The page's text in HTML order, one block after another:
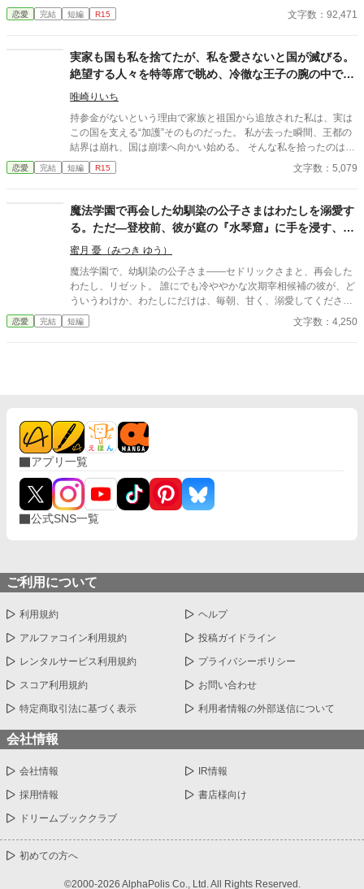
かもが貴女にとっては高嶺の花だと元々分かっていたのでしょ
う？そんな感情を持っているだけ時間が無駄だと思いません
に想い人がいる。気持ちが迷惑。諦めろ。時間の無駄。彼は止ま
らず話し続ける。彼が口を開く度に、まるで弾丸のように心を抉
っていった。 ＊＊＊＊＊＊ ・執筆時間空けてしまった間に途中過
程が気に食わなくなったので、設定などを少し変えて改稿してい
ます。
恋愛 完結 短編 R15 文字数：92,471
実家も国も私を捨てたが、私を愛さないと国が滅びる。
絶望する人々を特等席で眺め、冷徹な王子の腕の中で思
考停止する。
唯崎りいち
持参金がないという理由で家族と祖国から追放された私は、実は
この国を支える“加護”そのものだった。 私が去った瞬間、王都の
結界は崩れ、国は崩壊へ向かい始める。 そんな私を拾ったのは、
冷徹と噂される隣国の王子。 「やっと見つけた。お前は俺のもの
だ」 捨てられたはずの私は、気づけば滅びゆく祖国を背に、彼の
恋愛 完結 短編 R15 文字数：5,079
魔法学園で再会した幼馴染の公子さまはわたしを溺愛す
る。ただ—登校前、彼が庭の『水琴窟』に手を浸す、あ
の澄んだ水音の意味だけが、わからない
蜜月 憂（みつき ゆう）
魔法学園で、幼馴染の公子さま――セドリックさまと、再会した
わたし、リゼット。 誰にでも冷ややかな次期宰相候補の彼が、ど
ういうわけか、わたしにだけは、毎朝、甘く、溺愛してください
ます。 ――ただ一つ。 彼は、登校前、必ず、古い庭の『水琴窟』
に、そっと、手を浸すのです。 こぉん……と、澄んだ水音が、ひ
やお化けは出ません。
恋愛 完結 短編 文字数：4,250
アプリ一覧
公式SNS一覧
ご利用について
利用規約 ヘルプ
アルファコイン利用規約 投稿ガイドライン
レンタルサービス利用規約 プライバシーポリシー
スコア利用規約 お問い合わせ
特定商取引法に基づく表示 利用者情報の外部送信について
会社情報
会社情報 IR情報
採用情報 書店様向け
ドリームブッククラブ
初めての方へ
©2000-2026 AlphaPolis Co., Ltd. All Rights Reserved.